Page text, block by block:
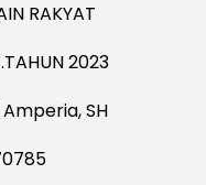
RAKYAT
2023
SH